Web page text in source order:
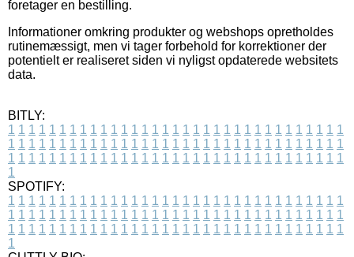
foretager en bestilling.
Informationer omkring produkter og webshops opretholdes
rutinemæssigt, men vi tager forbehold for korrektioner der
potentielt er realiseret siden vi nyligst opdaterede websitets
data.
BITLY:
1 1 1 1 1 1 1 1 1 1 1 1 1 1 1 1 1 1 1 1 1 1 1 1 1 1 1 1 1 1 1 1 1
1 1 1 1 1 1 1 1 1 1 1 1 1 1 1 1 1 1 1 1 1 1 1 1 1 1 1 1 1 1 1 1 1
1 1 1 1 1 1 1 1 1 1 1 1 1 1 1 1 1 1 1 1 1 1 1 1 1 1 1 1 1 1 1 1 1
1
SPOTIFY:
1 1 1 1 1 1 1 1 1 1 1 1 1 1 1 1 1 1 1 1 1 1 1 1 1 1 1 1 1 1 1 1 1
1 1 1 1 1 1 1 1 1 1 1 1 1 1 1 1 1 1 1 1 1 1 1 1 1 1 1 1 1 1 1 1 1
1 1 1 1 1 1 1 1 1 1 1 1 1 1 1 1 1 1 1 1 1 1 1 1 1 1 1 1 1 1 1 1 1
1